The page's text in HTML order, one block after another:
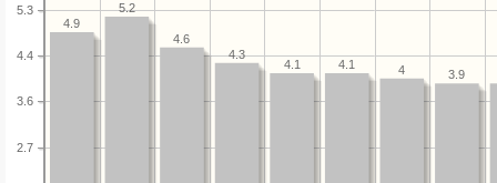
2.7
3.6
4.4
5.3
3.9
4
4.1
4.1
4.3
4.6
5.2
4.9